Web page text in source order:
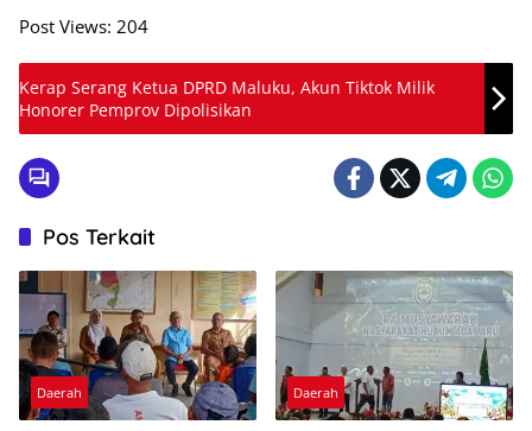
Post Views: 204
Kerap Serang Ketua DPRD Maluku, Akun Tiktok Milik
Honorer Pemprov Dipolisikan
Pos Terkait
Daerah Daerah